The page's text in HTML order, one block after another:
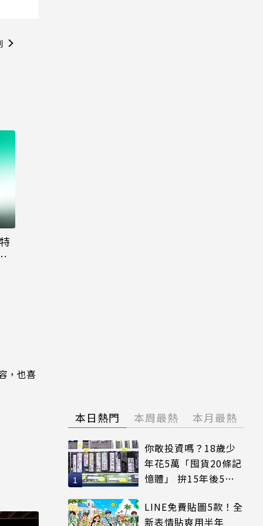
，也喜
本日熱門 本周最熱 本月最熱
你敢投資嗎？18歲少
年花5萬「囤貨20條記
憶體」 拚15年後5倍
LINE免費貼圖5款！全
新表情貼爽用半年